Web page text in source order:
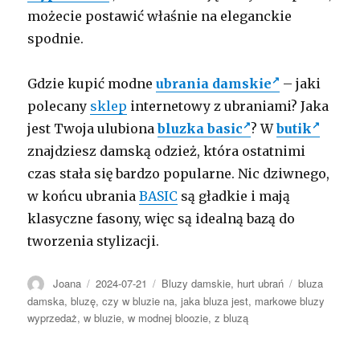
możecie postawić właśnie na eleganckie
spodnie.
Gdzie kupić modneubrania damskie
– jaki
polecany sklep internetowy z ubraniami? Jaka
jest Twoja ulubionabluzka basic ? Wbutik
znajdziesz damską odzież, która ostatnimi
czas stała się bardzo popularne. Nic dziwnego,
w końcu ubraniaBASIC są gładkie i mają
klasyczne fasony, więc są idealną bazą do
tworzenia stylizacji.
Autor
Joana Opublikowano
2024-07-21 Kategorie
Bluzy damskie, hurt ubrań Tagi
bluza
damska,bluzę,czy w bluzie na,jaka bluza jest, markowe bluzy
wyprzedaż,w bluzie,w modnej bloozie,z bluzą